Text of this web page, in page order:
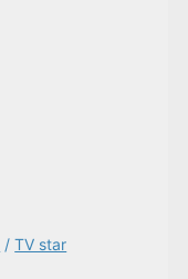
/TV star